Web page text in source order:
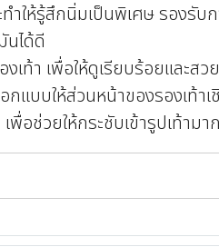
ให้รู้สึกนิ่มเป็นพิเศษ รองรับก
ได้ดี
เท้า เพื่อให้ดูเรียบร้อยและส
แบบให้ส่วนหน้าของรองเท้า
พื่อช่วยให้กระชับเข้ารูปเท้าม